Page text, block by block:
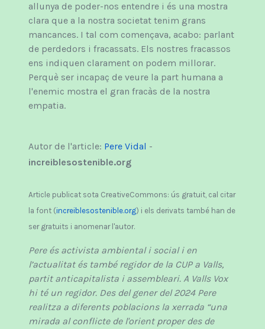
allunya de poder-nos entendre i és una mostra
clara que a la nostra societat tenim grans
mancances. I tal com començava, acabo: parlant
de perdedors i fracassats. Els nostres fracassos
ens indiquen clarament on podem millorar.
Perquè ser incapaç de veure la part humana a
l'enemic mostra el gran fracàs de la nostra
empatia.
Autor de l'article: Pere Vidal -
increiblesostenible.org
Article publicat sota CreativeCommons: ús gratuit, cal citar
la font (increiblesostenible.org) i els derivats també han de
ser gratuits i anomenar l'autor.
Pere és activista ambiental i social i en
l’actualitat és també regidor de la CUP a Valls,
partit anticapitalista i assembleari. A Valls Vox
hi té un regidor. Des del gener del 2024 Pere
realitza a diferents poblacions la xerrada “una
mirada al conflicte de l'orient proper des de